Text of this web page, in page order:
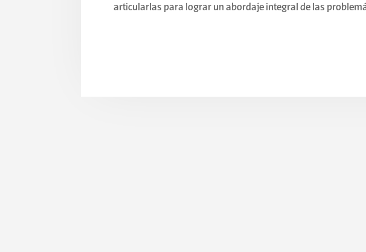
articularlas para lograr un abordaje integral de las